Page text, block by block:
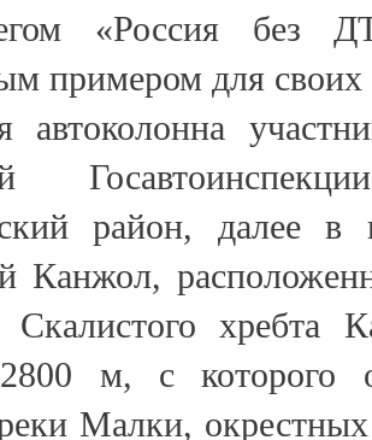
«Россия без
примером для своих
автоколонна
район, далее в
Канжол,
Скалистого хребта
м, с которого
Малки,